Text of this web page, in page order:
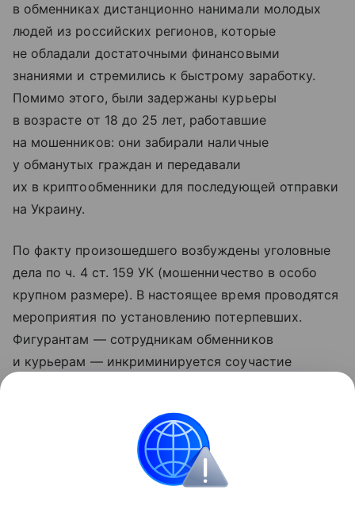
в обменниках дистанционно нанимали молодых
людей из российских регионов, которые
не обладали достаточными финансовыми
знаниями и стремились к быстрому заработку.
Помимо этого, были задержаны курьеры
в возрасте от 18 до 25 лет, работавшие
на мошенников: они забирали наличные
у обманутых граждан и передавали
их в криптообменники для последующей отправки
на Украину.
По факту произошедшего возбуждены уголовные
дела по ч. 4 ст. 159 УК (мошенничество в особо
крупном размере). В настоящее время проводятся
мероприятия по установлению потерпевших.
Фигурантам — сотрудникам обменников
и курьерам — инкриминируется соучастие
свободы на срок до десяти лет.